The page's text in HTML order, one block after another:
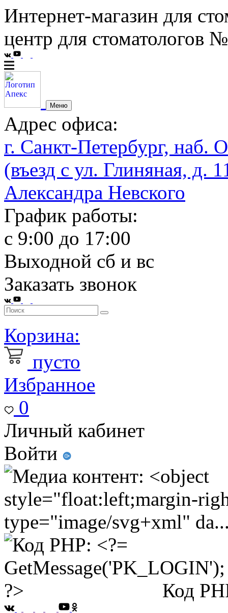
Интернет-магазин для
центр для стоматологов
Меню
Адрес офиса:
г. Санкт-Петербург, наб.
(въезд с ул. Глиняная, д.
Александра Невского
График работы:
с 9:00 до 17:00
Выходной сб и вс
Заказать звонок
Корзина:
пусто
Избранное
0
Личный кабинет
Войти
Код